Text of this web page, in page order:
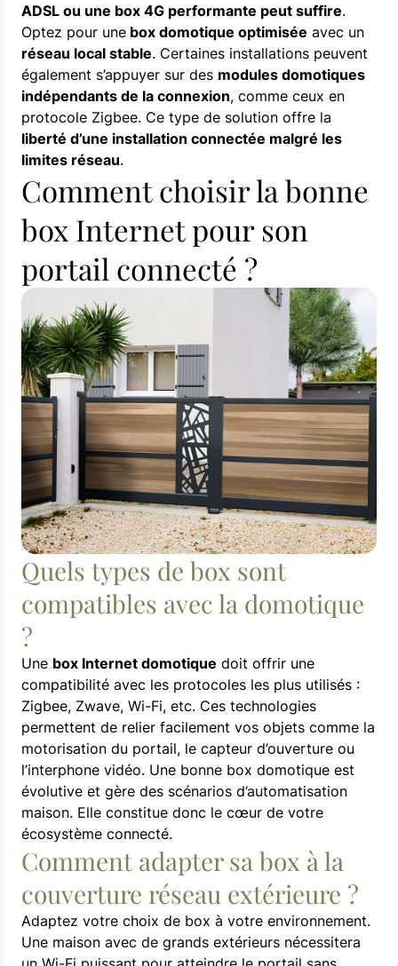
ADSL ou une box 4G performante peut suffire.
Optez pour une box domotique optimisée avec un
réseau local stable. Certaines installations peuvent
également s’appuyer sur des modules domotiques
indépendants de la connexion, comme ceux en
protocole Zigbee. Ce type de solution offre la
liberté d’une installation connectée malgré les
limites réseau.
Comment choisir la bonne
box Internet pour son
portail connecté ?
Quels types de box sont
compatibles avec la domotique
?
Une box Internet domotique doit offrir une
compatibilité avec les protocoles les plus utilisés :
Zigbee, Zwave, Wi-Fi, etc. Ces technologies
permettent de relier facilement vos objets comme la
motorisation du portail, le capteur d’ouverture ou
l’interphone vidéo. Une bonne box domotique est
évolutive et gère des scénarios d’automatisation
maison. Elle constitue donc le cœur de votre
écosystème connecté.
Comment adapter sa box à la
couverture réseau extérieure ?
Adaptez votre choix de box à votre environnement.
Une maison avec de grands extérieurs nécessitera